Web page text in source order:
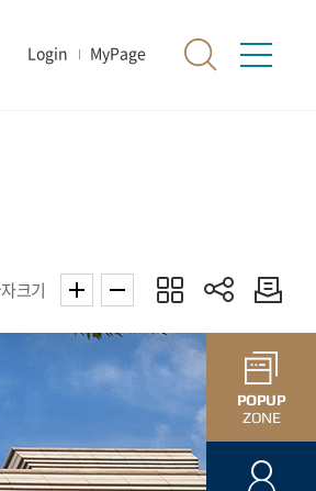
Login MyPage
POPUP
ZONE
크기